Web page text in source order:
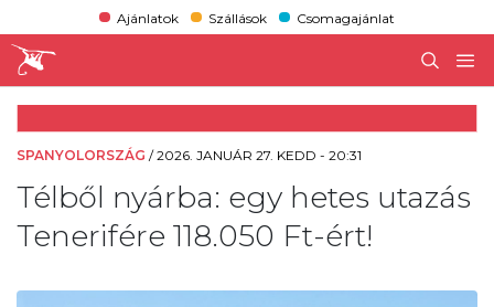
Ajánlatok Szállások Csomagajánlat
SPANYOLORSZÁG /2026. JANUÁR 27. KEDD - 20:31
Télből nyárba: egy hetes utazás
Tenerifére 118.050 Ft-ért!